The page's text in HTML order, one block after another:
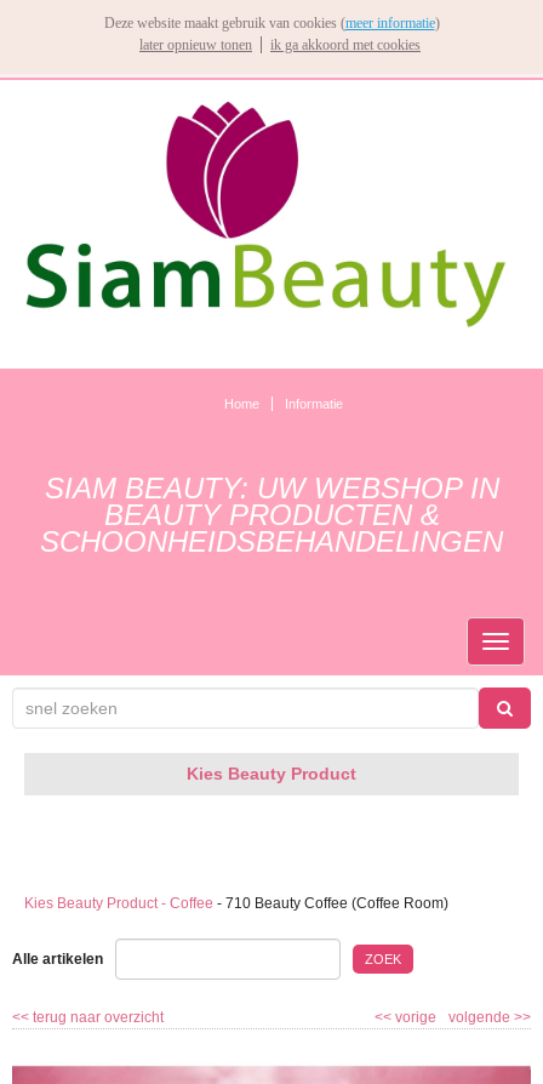
Home Informatie
SIAM BEAUTY: UW WEBSHOP IN
BEAUTY PRODUCTEN &
SCHOONHEIDSBEHANDELINGEN
Kies Beauty Product
Kies Beauty Product - Coffee - 710 Beauty Coffee (Coffee Room)
Alle artikelen ZOEK
<< terug naar overzicht volgende >>
<< vorige
Deze website maakt gebruik van cookies (meer informatie)
later opnieuw tonen
ik ga akkoord met cookies